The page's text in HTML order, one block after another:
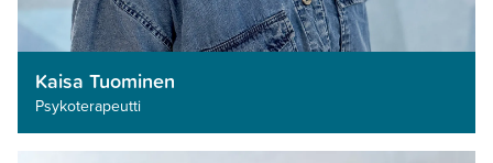
Kaisa Tuominen
Psykoterapeutti­